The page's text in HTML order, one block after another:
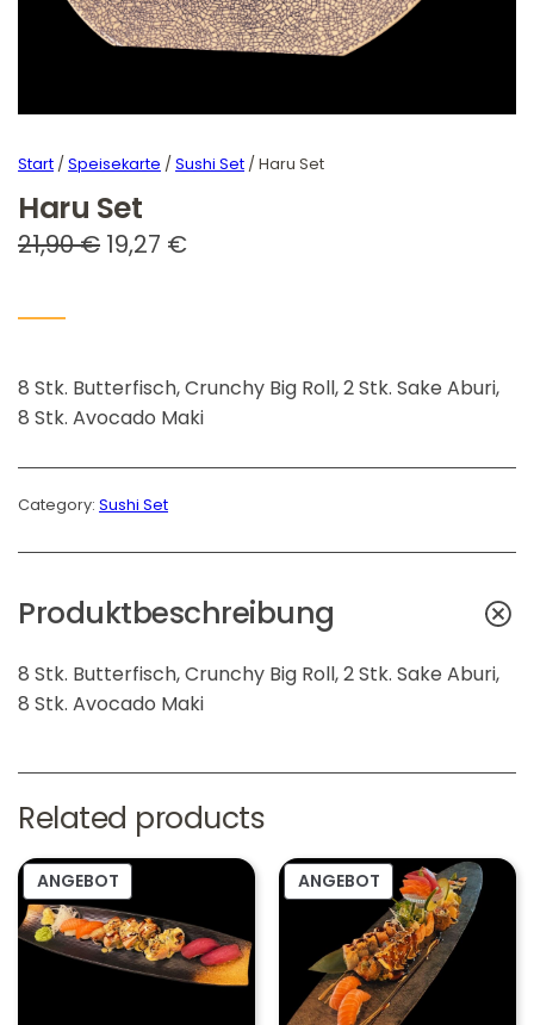
Start /Speisekarte /Sushi Set / Haru Set
Haru Set
21,90€ U
r
ü
n
g
l
c
h
e
P
r
e
i
s
w
19,27 €A
e
l
l
r
r
e
i
i
s
t
1
9
8 Stk. Butterfisch, Crunchy Big Roll, 2 Stk. Sake Aburi,
8 Stk. Avocado Maki
Category:Sushi Set
Produktbeschreibung
8 Stk. Butterfisch, Crunchy Big Roll, 2 Stk. Sake Aburi,
8 Stk. Avocado Maki
Related products
ANGEBOTPRODUKT
IM
ANGEBOT
ANGEBOTPRODUKT
IM
ANGEBOT